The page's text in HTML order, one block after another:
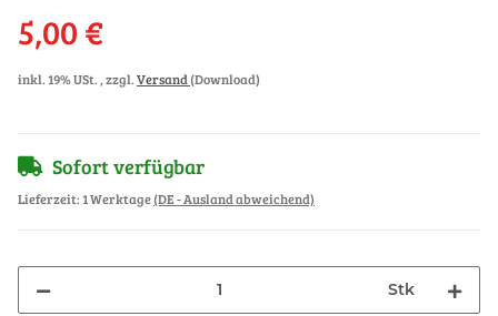
5,00 €
inkl. 19% USt. , zzgl.Versand (Download)
Sofort verfügbar
Lieferzeit:1 Werktage(DE - Ausland abweichend)
Stk